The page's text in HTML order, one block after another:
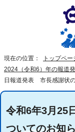
現在の位置： トップペー
2024（令和6）年の報道
日報道発表 市長感謝状
令和6年3月25
ついてのお知